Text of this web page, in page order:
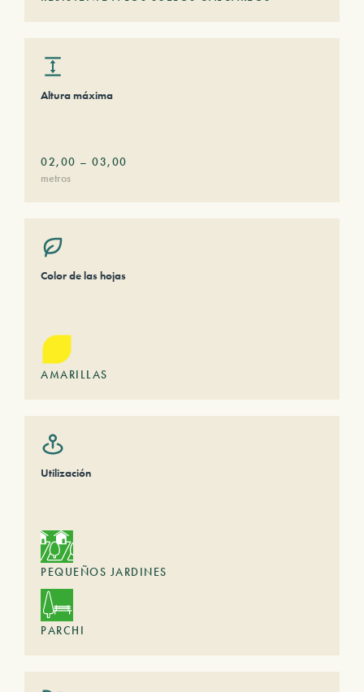
Altura máxima
02,00 – 03,00
metros
Color de las hojas
AMARILLAS
Utilización
PEQUEÑOS JARDINES
PARCHI